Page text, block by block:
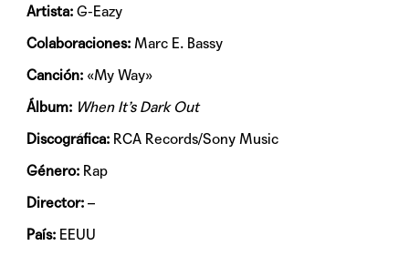
Artista: G-Eazy
Colaboraciones: Marc E. Bassy
Canción: «My Way»
Álbum: When It’s Dark Out
Discográfica: RCA Records/Sony Music
Género: Rap
Director:–
País: EEUU